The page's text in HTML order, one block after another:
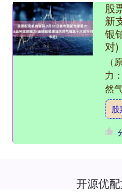
股
新
银
对)
（
力
然
讯
银股
开源优